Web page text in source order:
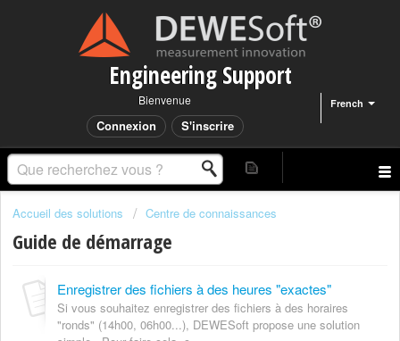
Engineering Support
French
Bienvenue
Connexion S'inscrire
Accueil des solutions Centre de connaissances
Guide de démarrage
Enregistrer des fichiers à des heures "exactes"
Si vous souhaitez enregistrer des fichiers à des horaires
"ronds" (14h00, 06h00...), DEWESoft propose une solution